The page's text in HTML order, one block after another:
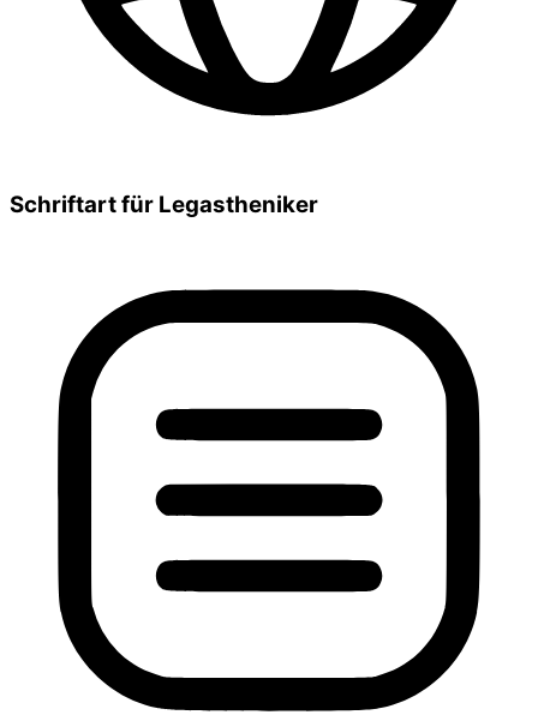
Schriftart für Legastheniker